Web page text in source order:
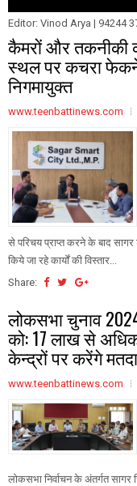
Editor: Vinod Arya | 94244
कैमरों और तकनीकी
स्थल पर कचरा फेकने
निगमायुक्त
www.teenbattinews.com
से परिचय प्राप्त करने के बाद सागर
किये जा रहे कार्यों की विस्तार...
Share:
लोकसभा चुनाव
को: 17 लाख से
केन्द्रों पर करेंगे
www.teenbattinews.com
लोकसभा निर्वाचन के अंतर्गत